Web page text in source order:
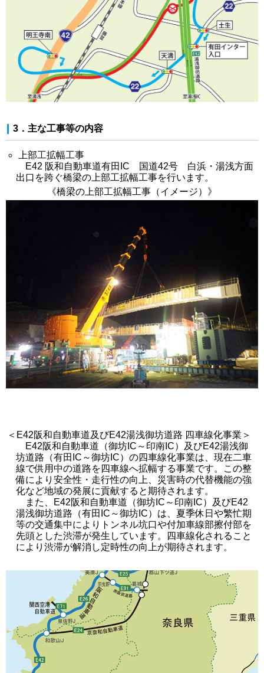
3．主な工事等の内容
上部工拡幅工事
E42 阪和自動車道有田IC 国道42号 白浜・湯浅方面
出口を跨ぐ橋梁の上部工拡幅工事を行います。
《橋梁の上部工拡幅工事（イメージ）》
＜E42阪和自動車道及びE42湯浅御坊道路 四車線化事業＞
E42阪和自動車道（御坊IC～印南IC）及びE42湯浅御
坊道路（有田IC～御坊IC）の四車線化事業は、現在二車
線で供用中の道路を四車線へ拡幅する事業です。この整
備により安全性・走行性の向上、災害時の代替機能の強
化など地域の発展に貢献すると期待されます。
また、E42阪和自動車道（御坊IC～印南IC）及びE42
湯浅御坊道路（有田IC～御坊IC）は、夏季休日や繁忙期
等の交通集中によりトンネル坑口や付加車線部擦付部を
先頭とした渋滞が発生しています。四車線化されること
により渋滞が解消し定時性の向上が期待されます。